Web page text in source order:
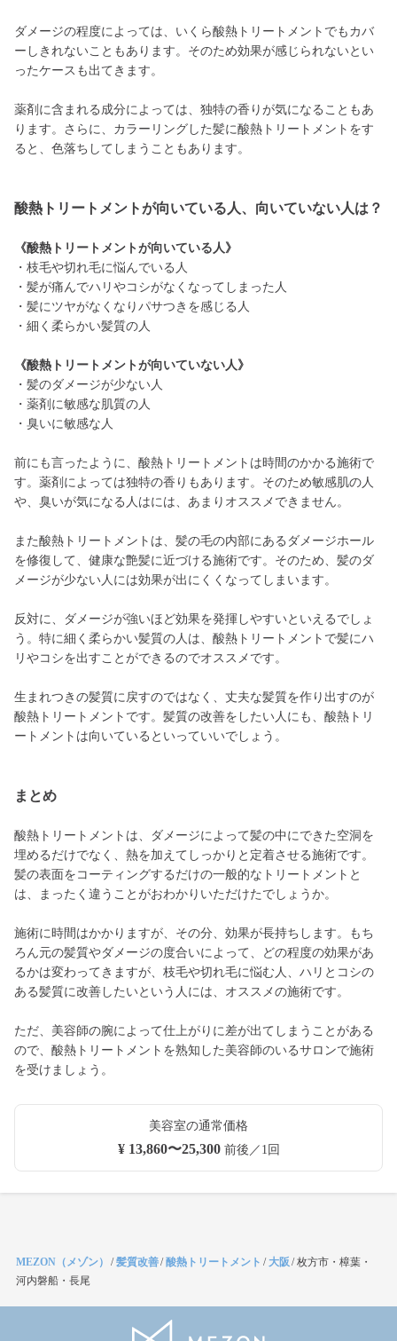
ダメージの程度によっては、いくら酸熱トリートメントでもカバ
ーしきれないこともあります。そのため効果が感じられないとい
ったケースも出てきます。
薬剤に含まれる成分によっては、独特の香りが気になることもあ
ります。さらに、カラーリングした髪に酸熱トリートメントをす
ると、色落ちしてしまうこともあります。
酸熱トリートメントが向いている人、向いていない人は？
《酸熱トリートメントが向いている人》
・枝毛や切れ毛に悩んでいる人
・髪が痛んでハリやコシがなくなってしまった人
・髪にツヤがなくなりパサつきを感じる人
・細く柔らかい髪質の人
《酸熱トリートメントが向いていない人》
・髪のダメージが少ない人
・薬剤に敏感な肌質の人
・臭いに敏感な人
前にも言ったように、酸熱トリートメントは時間のかかる施術で
す。薬剤によっては独特の香りもあります。そのため敏感肌の人
や、臭いが気になる人はには、あまりオススメできません。
また酸熱トリートメントは、髪の毛の内部にあるダメージホール
を修復して、健康な艶髪に近づける施術です。そのため、髪のダ
メージが少ない人には効果が出にくくなってしまいます。
反対に、ダメージが強いほど効果を発揮しやすいといえるでしょ
う。特に細く柔らかい髪質の人は、酸熱トリートメントで髪にハ
リやコシを出すことができるのでオススメです。
生まれつきの髪質に戻すのではなく、丈夫な髪質を作り出すのが
酸熱トリートメントです。髪質の改善をしたい人にも、酸熱トリ
ートメントは向いているといっていいでしょう。
まとめ
酸熱トリートメントは、ダメージによって髪の中にできた空洞を
埋めるだけでなく、熱を加えてしっかりと定着させる施術です。
髪の表面をコーティングするだけの一般的なトリートメントと
は、まったく違うことがおわかりいただけたでしょうか。
施術に時間はかかりますが、その分、効果が長持ちします。もち
ろん元の髪質やダメージの度合いによって、どの程度の効果があ
るかは変わってきますが、枝毛や切れ毛に悩む人、ハリとコシの
ある髪質に改善したいという人には、オススメの施術です。
ただ、美容師の腕によって仕上がりに差が出てしまうことがある
ので、酸熱トリートメントを熟知した美容師のいるサロンで施術
を受けましょう。
美容室の通常価格
¥ 13,860〜25,300前後／1回
MEZON（メゾン） /髪質改善/酸熱トリートメント /大阪 /枚方市・樟葉・
河内磐船・長尾